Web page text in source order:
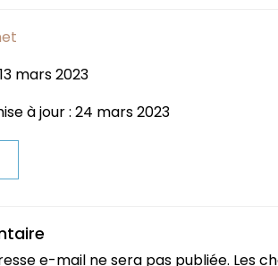
mars 2023
à jour : 24 mars 2023
e-mail ne sera pas publiée. Les